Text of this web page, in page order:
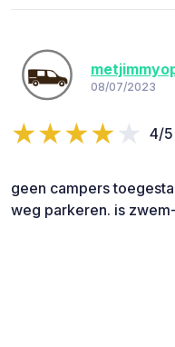
08/07/2023
4/5
geen campers
weg parkeren. is